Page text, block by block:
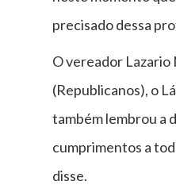
precisado dessa
O vereador Lazario
(Republicanos), o
também lembrou a
cumprimentos a
disse.